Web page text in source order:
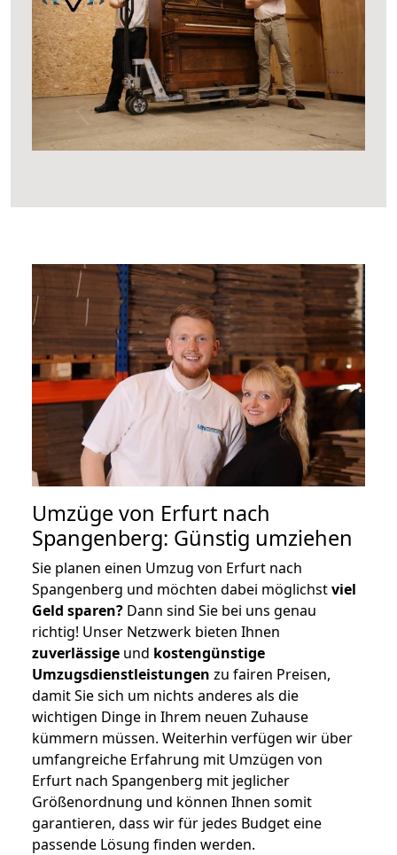
Umzüge von Erfurt nach
Spangenberg: Günstig umziehen
Sie planen einen Umzug von Erfurt nach
Spangenberg und möchten dabei möglichstviel
Geld sparen? Dann sind Sie bei uns genau
richtig! Unser Netzwerk bieten Ihnen
zuverlässige und kostengünstige
Umzugsdienstleistungen zu fairen Preisen,
damit Sie sich um nichts anderes als die
wichtigen Dinge in Ihrem neuen Zuhause
kümmern müssen. Weiterhin verfügen wir über
umfangreiche Erfahrung mit Umzügen von
Erfurt nach Spangenberg mit jeglicher
Größenordnung und können Ihnen somit
garantieren, dass wir für jedes Budget eine
passende Lösung finden werden.